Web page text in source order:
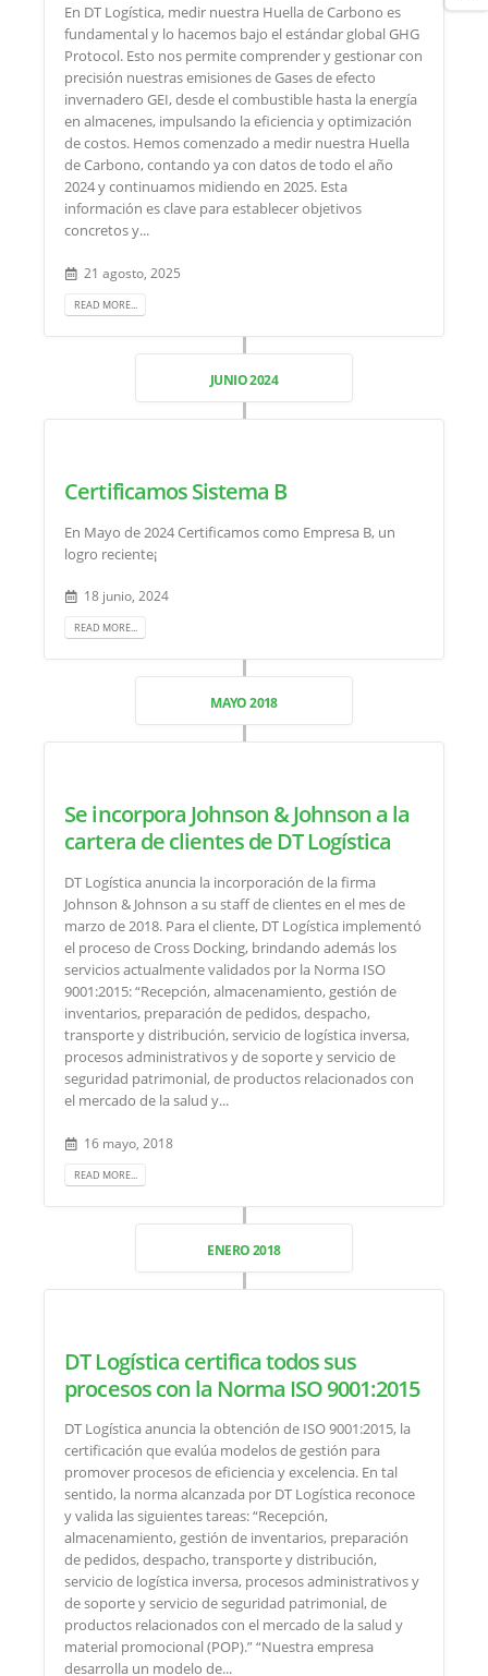
En DT Logística, medir nuestra Huella de Carbono es
fundamental y lo hacemos bajo el estándar global GHG
Protocol. Esto nos permite comprender y gestionar con
precisión nuestras emisiones de Gases de efecto
invernadero GEI, desde el combustible hasta la energía
en almacenes, impulsando la eficiencia y optimización
de costos. Hemos comenzado a medir nuestra Huella
de Carbono, contando ya con datos de todo el año
2024 y continuamos midiendo en 2025. Esta
información es clave para establecer objetivos
concretos y...
21 agosto, 2025
READ MORE...
JUNIO 2024
Certificamos Sistema B
En Mayo de 2024 Certificamos como Empresa B, un
logro reciente¡
18 junio, 2024
READ MORE...
MAYO 2018
Se incorpora Johnson & Johnson a la
cartera de clientes de DT Logística
DT Logística anuncia la incorporación de la firma
Johnson & Johnson a su staff de clientes en el mes de
marzo de 2018. Para el cliente, DT Logística implementó
el proceso de Cross Docking, brindando además los
servicios actualmente validados por la Norma ISO
9001:2015: “Recepción, almacenamiento, gestión de
inventarios, preparación de pedidos, despacho,
transporte y distribución, servicio de logística inversa,
procesos administrativos y de soporte y servicio de
seguridad patrimonial, de productos relacionados con
el mercado de la salud y...
16 mayo, 2018
READ MORE...
ENERO 2018
DT Logística certifica todos sus
procesos con la Norma ISO 9001:2015
DT Logística anuncia la obtención de ISO 9001:2015, la
certificación que evalúa modelos de gestión para
promover procesos de eficiencia y excelencia. En tal
sentido, la norma alcanzada por DT Logística reconoce
y valida las siguientes tareas: “Recepción,
almacenamiento, gestión de inventarios, preparación
de pedidos, despacho, transporte y distribución,
servicio de logística inversa, procesos administrativos y
de soporte y servicio de seguridad patrimonial, de
productos relacionados con el mercado de la salud y
material promocional (POP).” “Nuestra empresa
desarrolla un modelo de...